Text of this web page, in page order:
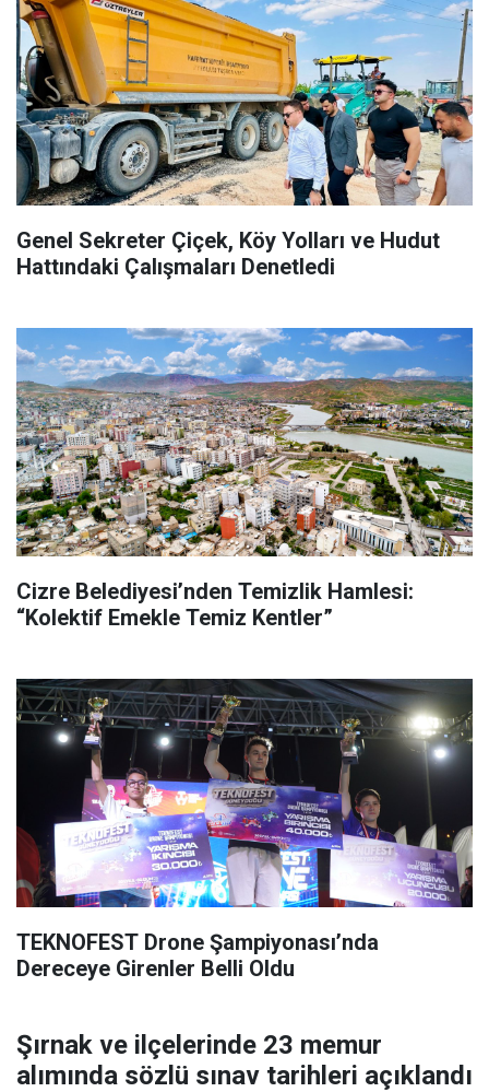
Genel Sekreter Çiçek, Köy Yolları ve Hudut
Hattındaki Çalışmaları Denetledi
Cizre Belediyesi’nden Temizlik Hamlesi:
“Kolektif Emekle Temiz Kentler”
TEKNOFEST Drone Şampiyonası’nda
Dereceye Girenler Belli Oldu
Şırnak ve ilçelerinde 23 memur
alımında sözlü sınav tarihleri açıklandı